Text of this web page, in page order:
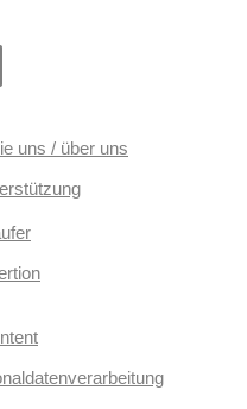
uns / über uns